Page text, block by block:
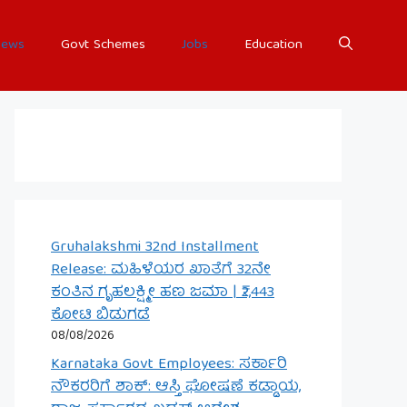
Govt Schemes Jobs Education
Gruhalakshmi 32nd Installment
Release: ಮಹಿಳೆಯರ ಖಾತೆಗೆ 32ನೇ
ಕಂತಿನ ಗೃಹಲಕ್ಷ್ಮೀ ಹಣ ಜಮಾ | ₹2,443
ಕೋಟಿ ಬಿಡುಗಡೆ
08/08/2026
Karnataka Govt Employees: ಸರ್ಕಾರಿ
ನೌಕರರಿಗೆ ಶಾಕ್: ಆಸ್ತಿ ಘೋಷಣೆ ಕಡ್ಡಾಯ,